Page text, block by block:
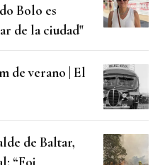
Bolo es
de la ciudad"
de verano | El
de Baltar,